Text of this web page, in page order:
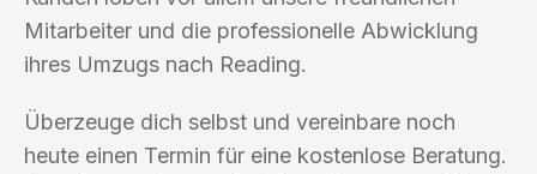
Mitarbeiter und die professionelle Abwicklung
ihres Umzugs nach Reading.
Überzeuge dich selbst und vereinbare noch
heute einen Termin für eine kostenlose Beratung.